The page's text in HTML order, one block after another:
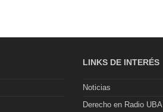
LINKS DE INTERÉS
Noticias
Derecho en Radio UBA